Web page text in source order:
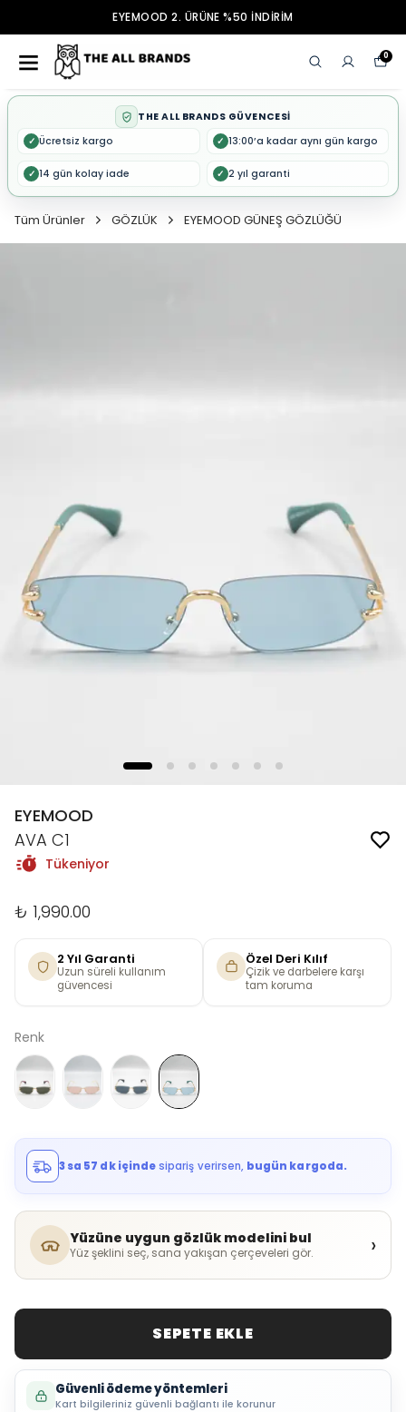
EYEMOOD 2. ÜRÜNE %50 İNDİRİM
0
THE ALL BRANDS GÜVENCESİ
✓ Ücretsiz kargo ✓ 13:00’a kadar aynı gün kargo
✓ 14 gün kolay iade ✓ 2 yıl garanti
Tüm Ürünler GÖZLÜK EYEMOOD GÜNEŞ GÖZLÜĞÜ
EYEMOOD
AVA C1
Tükeniyor
₺ 1,990.00
2 Yıl Garanti
Uzun süreli kullanım
güvencesi
Özel Deri Kılıf
Çizik ve darbelere karşı
tam koruma
Renk
3 sa 57 dk içindesipariş verirsen, bugün kargoda.
Yüzüne uygun gözlük modelini bul
Yüz şeklini seç, sana yakışan çerçeveleri gör. ›
SEPETE EKLE
Güvenli ödeme yöntemleri
Kart bilgileriniz güvenli bağlantı ile korunur